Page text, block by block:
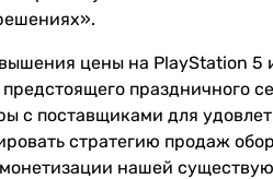
цены на PlayStation 5
праздничного
с поставщиками для
стратегию продаж
нашей